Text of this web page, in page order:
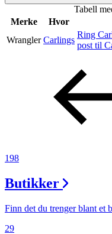
Inspirasjon
Åpningstider
Praktisk informasjon
Ledige stillinger
Magasin
Tabell
Merke
Hvor
Wrangler Carlings
Ring
post til
198
Butikker
Finn det du trenger blant et
29